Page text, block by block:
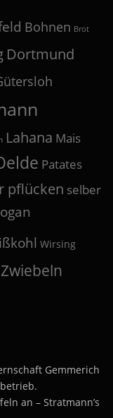
Bohnen Brot
Dortmund
Lahana Mais
Patates
pflücken selber
Wirsing
Zwiebeln
Gemmerich
an – Stratmann’s